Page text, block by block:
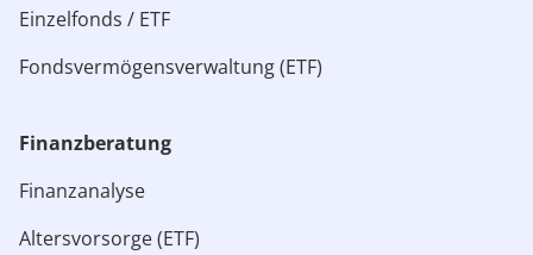
Einzelfonds / ETF
Fondsvermögensverwaltung (ETF)
Finanzberatung
Finanzanalyse
Altersvorsorge (ETF)